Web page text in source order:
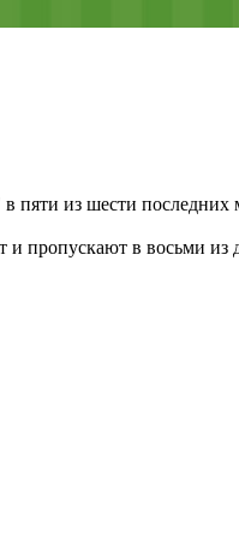
пяти из шести последних
пропускают в восьми из